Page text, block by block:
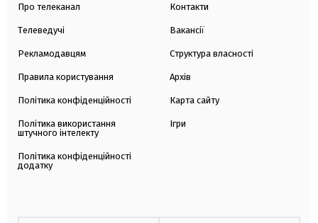
Про телеканал
Телеведучі
Рекламодавцям
Правила користування
Політика конфіденційності
Політика використання
штучного інтелекту
Політика конфіденційності
додатку
Контакти
Вакансії
Структура власності
Архів
Карта сайту
Ігри